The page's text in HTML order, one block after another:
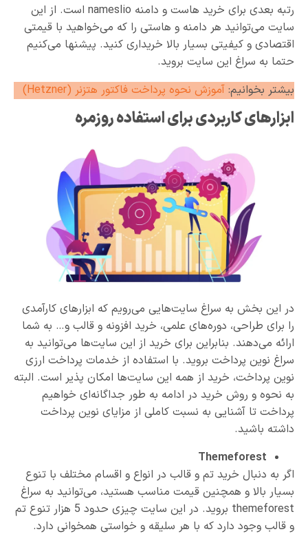
رتبه بعدی برای خرید هاست و دامنه nameslio است. از این
سایت می‌توانید هر دامنه و هاستی را که می‌خواهید با قیمتی
اقتصادی و کیفیتی بسیار بالا خریداری کنید. پیشنها می‌کنیم
حتما به سراغ این سایت بروید.
بیشتر بخوانیم: آموزش نحوه پرداخت فاکتور هتزنر (Hetzner)
ابزارهای کاربردی برای استفاده روزمره
در این بخش به سراغ سایت‌هایی می‌رویم که ابزارهای کارآمدی
را برای طراحی، دوره‌های علمی، خرید افزونه و قالب و… به شما
ارائه می‌دهند. بنابراین برای خرید از این سایت‌ها می‌توانید به
سراغ نوین پرداخت بروید. با استفاده از خدمات پرداخت ارزی
نوین پرداخت، خرید از همه این سایت‌ها امکان پذیر است. البته
به نحوه و روش خرید در ادامه به طور جداگانه‌ای خواهیم
پرداخت تا آشنایی به نسبت کاملی از مزایای نوین پرداخت
داشته باشید.
Themeforest
اگر به دنبال خرید تم و قالب در انواع و اقسام مختلف با تنوع
بسیار بالا و همچنین قیمت مناسب هستید، می‌توانید به سراغ
themeforest بروید. در این سایت چیزی حدود 5 هزار تنوع تم
و قالب وجود دارد که با هر سلیقه و خواستی همخوانی دارد.